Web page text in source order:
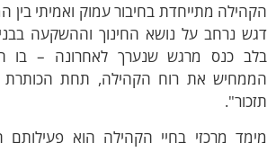
מתייחדת בחיבור עמוק ואמיתי בין
נרחב על נושא החינוך וההשקעה
כנס מרגש שנערך לאחרונה – בו
את רוח הקהילה, תחת הכותרת
מרכזי בחיי הקהילה הוא פעילותם